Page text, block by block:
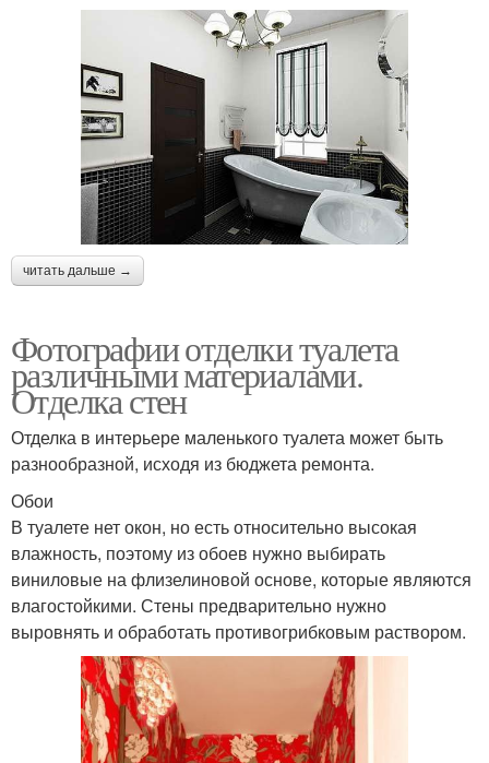
читать дальше →
Фотографии отделки туалета
различными материалами.
Отделка стен
Отделка в интерьере маленького туалета может быть
разнообразной, исходя из бюджета ремонта.
Обои
В туалете нет окон, но есть относительно высокая
влажность, поэтому из обоев нужно выбирать
виниловые на флизелиновой основе, которые являются
влагостойкими. Стены предварительно нужно
выровнять и обработать противогрибковым раствором.